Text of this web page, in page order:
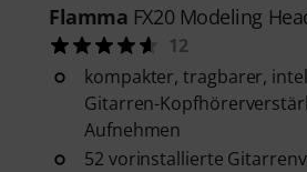
Flamma FX20 Modeling
12
kompakter, tragbarer,
Gitarren-
Aufnehmen
52 vorinstallierte